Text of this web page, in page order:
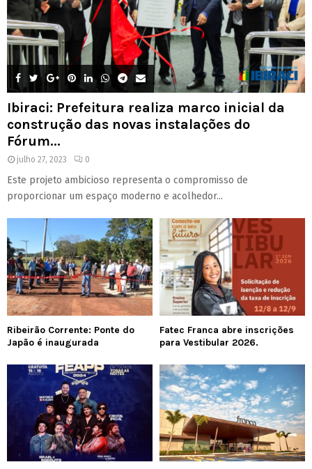
Ibiraci: Prefeitura realiza marco inicial da
construção das novas instalações do
Fórum...
julho 27, 2023 0
Este projeto ambicioso representa o compromisso de
proporcionar um espaço moderno e acolhedor...
Ribeirão Corrente: Ponte do
Japão é inaugurada
Fatec Franca abre inscrições
para Vestibular 2026.